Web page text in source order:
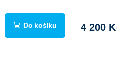
Do košíku 4 200